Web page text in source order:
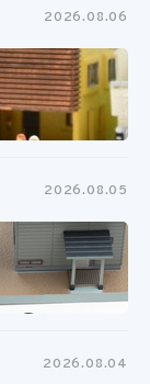
2026.08.06
2026.08.05
2026.08.04